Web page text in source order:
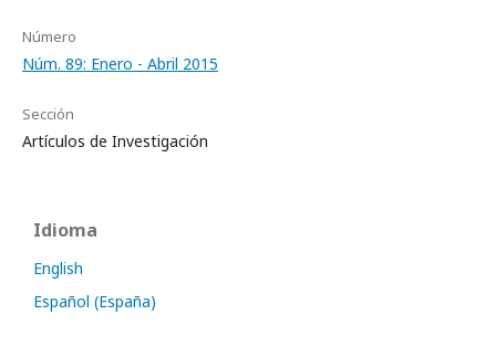
Número
Núm. 89: Enero - Abril 2015
Sección
Artículos de Investigación
Idioma
English
Español (España)